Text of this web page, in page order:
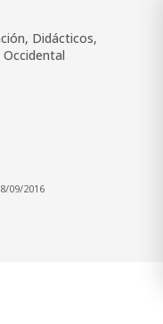
Didácticos,
09/2016